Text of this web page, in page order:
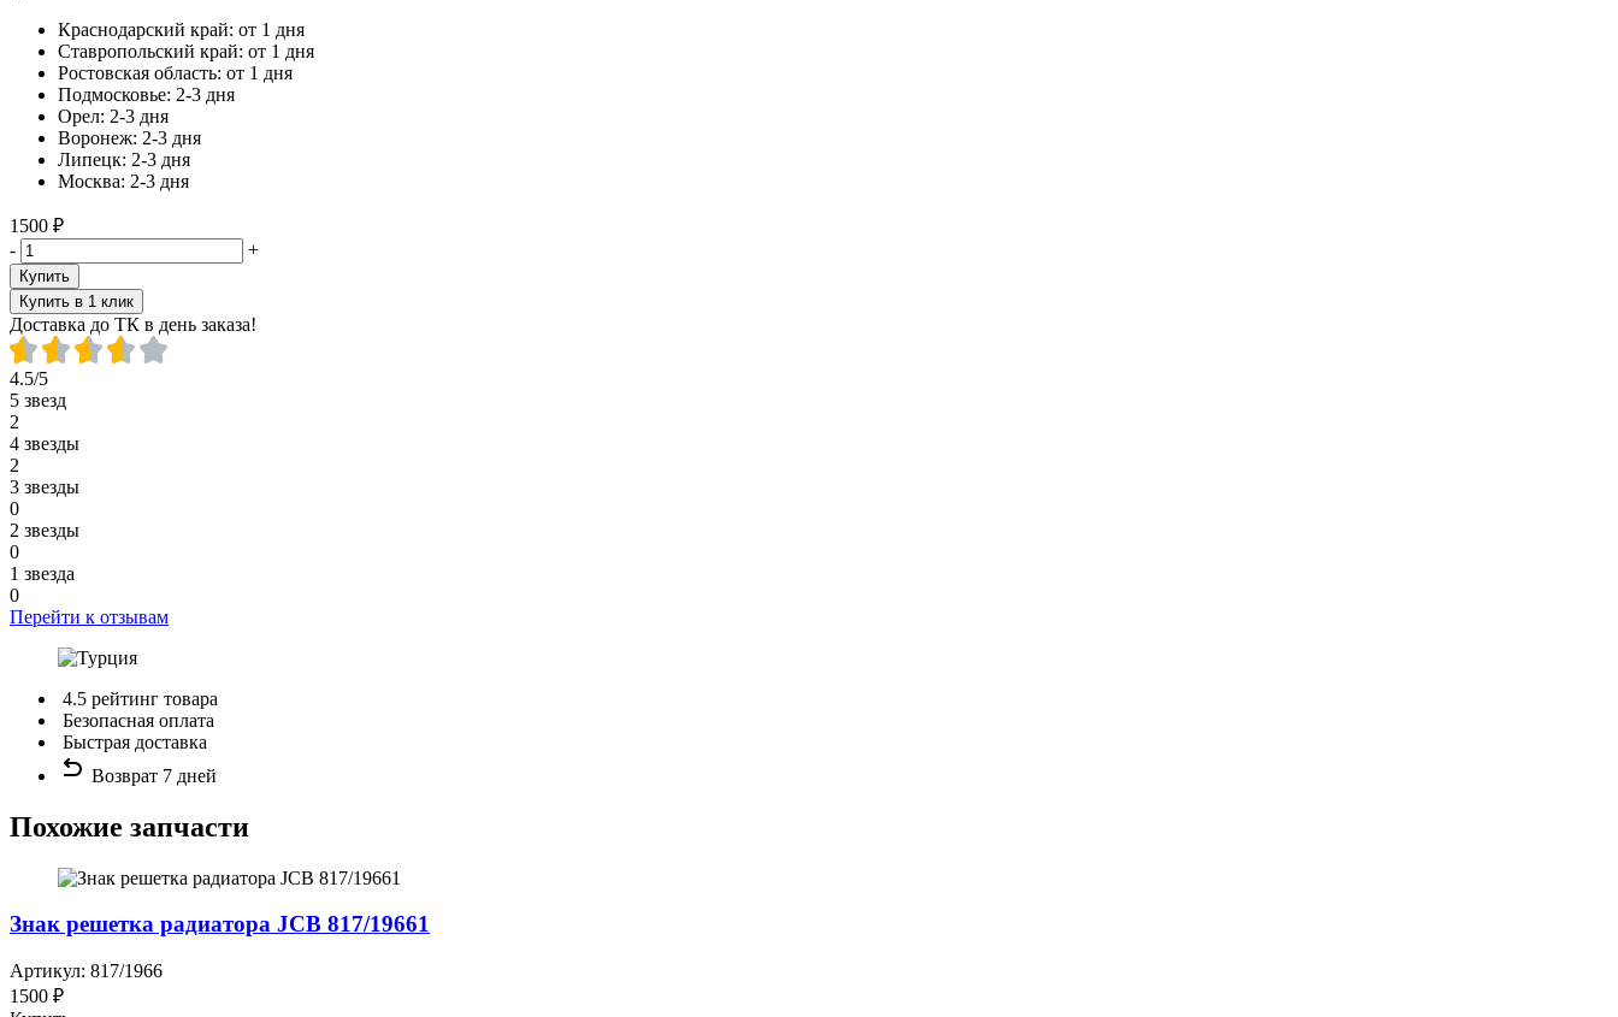
Краснодарский край: от 1 дня
Ставропольский край: от 1 дня
Ростовская область: от 1 дня
Подмосковье: 2-3 дня
Орел: 2-3 дня
Воронеж: 2-3 дня
Липецк: 2-3 дня
Москва: 2-3 дня
1500 ₽
-
+
Купить
Купить в 1 клик
Доставка до ТК в день заказа!
4.5/5
5 звезд
2
4 звезды
2
3 звезды
0
2 звезды
0
1 звезда
0
Перейти к отзывам
4.5 рейтинг товара
Безопасная оплата
Быстрая доставка
Возврат 7 дней
Похожие запчасти
Знак решетка радиатора JCB 817/19661
Артикул: 817/1966
1500 ₽